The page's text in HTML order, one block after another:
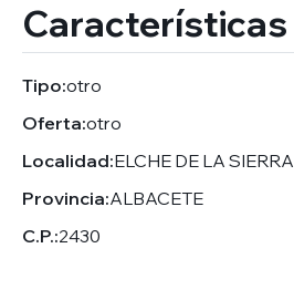
Características
Tipo:otro
Oferta:otro
Localidad:ELCHE DE LA SIERRA
Provincia:ALBACETE
C.P.:2430